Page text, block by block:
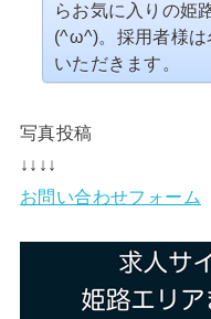
らお気に入りの姫
(^ω^)。採用者様は
いただきます。
写真投稿
↓↓↓↓
お問い合わせフォーム